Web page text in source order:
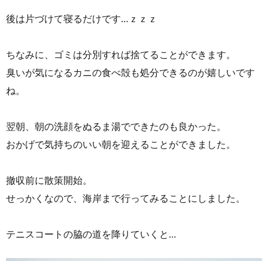
後は片づけて寝るだけです…ｚｚｚ
ちなみに、ゴミは分別すれば捨てることができます。
臭いが気になるカニの食べ殻も処分できるのが嬉しいです
ね。
翌朝、朝の洗顔をぬるま湯でできたのも良かった。
おかげで気持ちのいい朝を迎えることができました。
撤収前に散策開始。
せっかくなので、海岸まで行ってみることにしました。
テニスコートの脇の道を降りていくと…